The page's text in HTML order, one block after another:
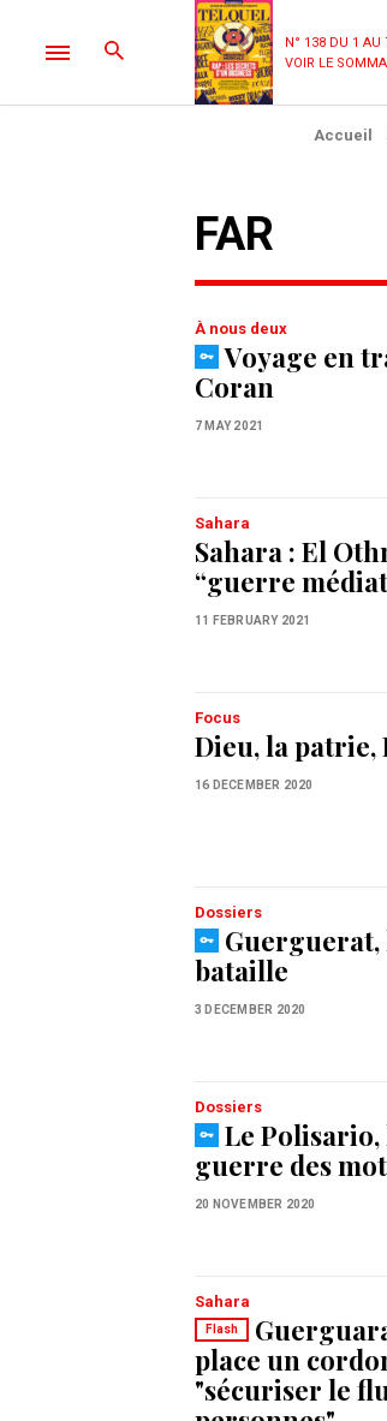
N° 138 DU 1 AU
VOIR LE
Accueil
FAR
À nous deux
Voyage en
Coran
7 MAY 2021
Sahara
Sahara : El
“guerre
11 FEBRUARY 2021
Focus
Dieu, la patrie,
16 DECEMBER 2020
Dossiers
Guerguerat,
bataille
3 DECEMBER 2020
Dossiers
Le Polisario,
guerre des
20 NOVEMBER 2020
Sahara
Flash
place un
"sécuriser le